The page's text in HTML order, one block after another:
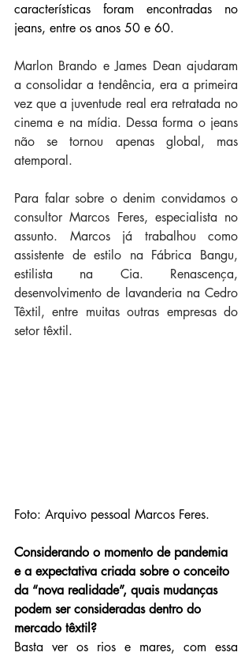
características foram encontradas no
jeans, entre os anos 50 e 60.
Marlon Brando e James Dean ajudaram
a consolidar a tendência, era a primeira
vez que a juventude real era retratada no
cinema e na mídia. Dessa forma o jeans
não se tornou apenas global, mas
atemporal.
Para falar sobre o denim convidamos o
consultor Marcos Feres, especialista no
assunto. Marcos já trabalhou como
assistente de estilo na Fábrica Bangu,
estilista na Cia. Renascença,
desenvolvimento de lavanderia na Cedro
Têxtil, entre muitas outras empresas do
setor têxtil.
Foto: Arquivo pessoal Marcos Feres.
Considerando o momento de pandemia
e a expectativa criada sobre o conceito
da “nova realidade”, quais mudanças
podem ser consideradas dentro do
mercado têxtil?
Basta ver os rios e mares, com essa